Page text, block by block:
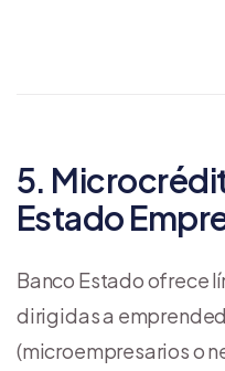
5.
Estado
Banco Estado ofrece
dirigidas a
(microempresarios o